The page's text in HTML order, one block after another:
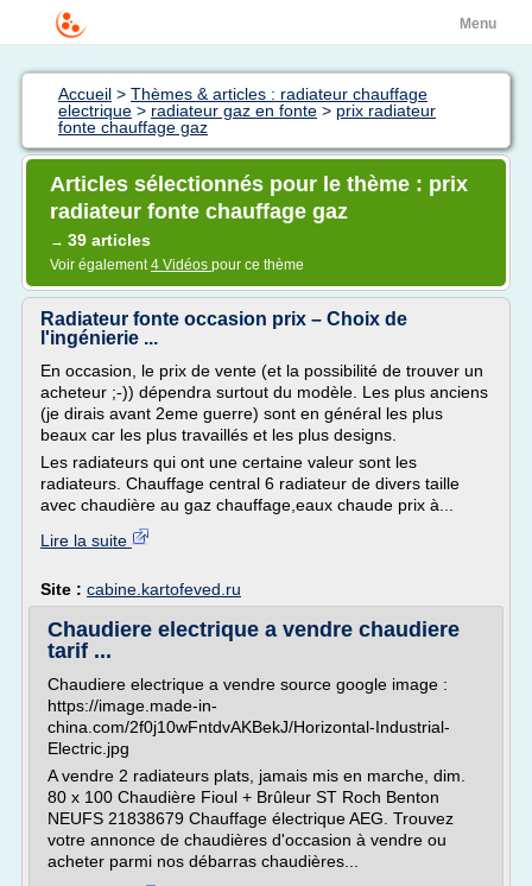
Menu
Accueil > Thèmes & articles : radiateur chauffage
electrique > radiateur gaz en fonte > prix radiateur
fonte chauffage gaz
Articles sélectionnés pour le thème : prix
radiateur fonte chauffage gaz
→ 39 articles
Voir également4 Vidéos pour ce thème
Radiateur fonte occasion prix – Choix de
l'ingénierie ...
En occasion, le prix de vente (et la possibilité de trouver un
acheteur ;-)) dépendra surtout du modèle. Les plus anciens
(je dirais avant 2eme guerre) sont en général les plus
beaux car les plus travaillés et les plus designs.
Les radiateurs qui ont une certaine valeur sont les
radiateurs. Chauffage central 6 radiateur de divers taille
avec chaudière au gaz chauffage,eaux chaude prix à...
Lire la suite
Site : cabine.kartofeved.ru
Chaudiere electrique a vendre chaudiere
tarif ...
Chaudiere electrique a vendre source google image :
https://image.made-in-
china.com/2f0j10wFntdvAKBekJ/Horizontal-Industrial-
Electric.jpg
A vendre 2 radiateurs plats, jamais mis en marche, dim.
80 x 100 Chaudière Fioul + Brûleur ST Roch Benton
NEUFS 21838679 Chauffage électrique AEG. Trouvez
votre annonce de chaudières d'occasion à vendre ou
acheter parmi nos débarras chaudières...